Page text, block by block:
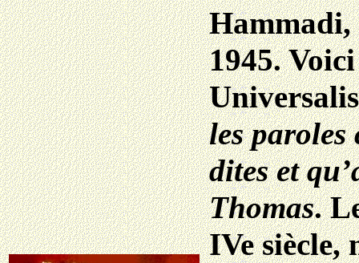
Hammadi,
1945.
les paroles
dites et
Thomas.
IVe siècle,